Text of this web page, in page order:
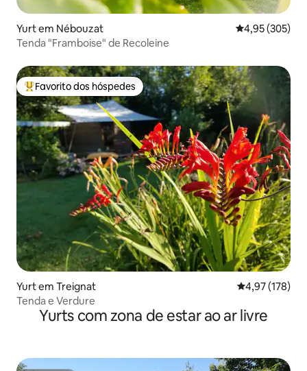
Yurt em Nébouzat Classificação
4,95 (305)
Tenda "Framboise" de Recoleine
Favoritos dos hóspedes mais apreciados
Favorito dos hóspedes
Yurt em Treignat Classificação
4,97 (178)
Tenda e Verdure
Yurts com zona de estar ao ar livre